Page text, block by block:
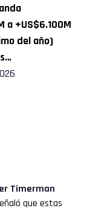
a +US$6.100M
del año)
Timerman
que estas